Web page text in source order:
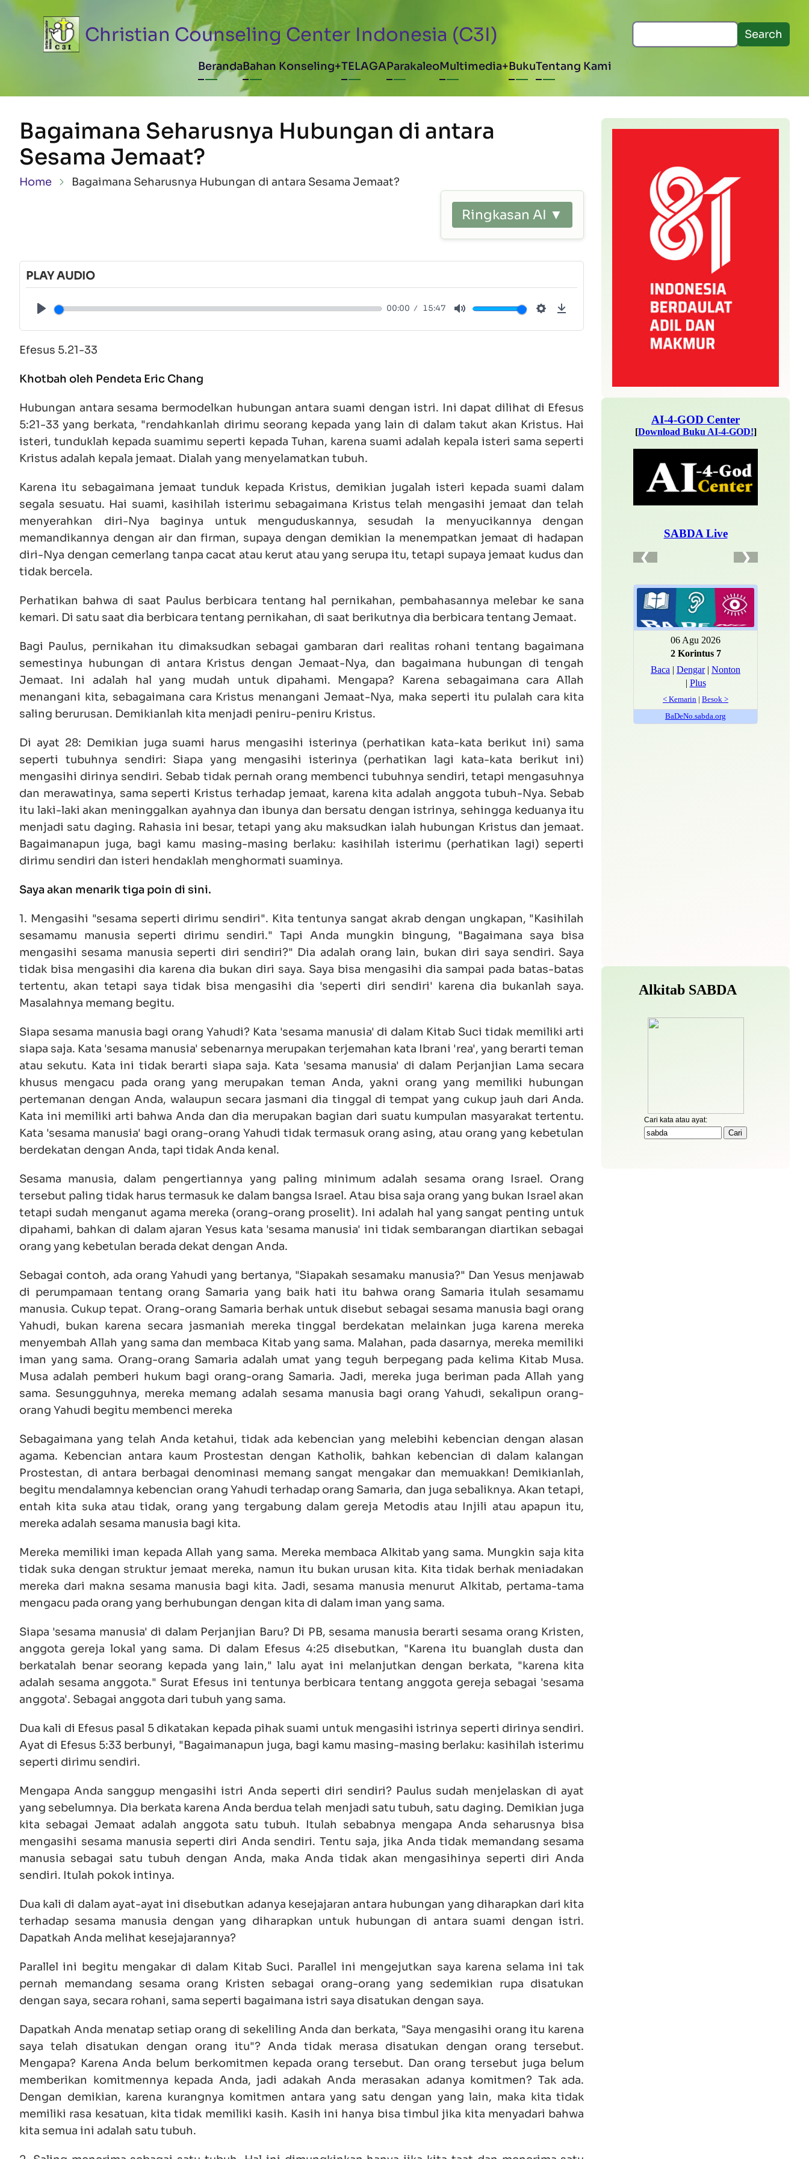
Skip to main content
Christian Counseling Center Indonesia (C3I) Search
Main navigation
BerandaBahan Konseling TELAGAParakaleoMultimedia BukuTentang Kami
Bagaimana Seharusnya Hubungan di antara
Sesama Jemaat?
Breadcrumb
Home Bagaimana Seharusnya Hubungan di antara Sesama Jemaat?
Ringkasan AI ▼
PLAY AUDIO
00:00 15:47
Efesus 5.21-33
Khotbah oleh Pendeta Eric Chang
Hubungan antara sesama bermodelkan hubungan antara suami dengan istri. Ini dapat dilihat di Efesus
5:21-33 yang berkata, "rendahkanlah dirimu seorang kepada yang lain di dalam takut akan Kristus. Hai
isteri, tunduklah kepada suamimu seperti kepada Tuhan, karena suami adalah kepala isteri sama seperti
Kristus adalah kepala jemaat. Dialah yang menyelamatkan tubuh.
Karena itu sebagaimana jemaat tunduk kepada Kristus, demikian jugalah isteri kepada suami dalam
segala sesuatu. Hai suami, kasihilah isterimu sebagaimana Kristus telah mengasihi jemaat dan telah
menyerahkan diri-Nya baginya untuk menguduskannya, sesudah Ia menyucikannya dengan
memandikannya dengan air dan firman, supaya dengan demikian Ia menempatkan jemaat di hadapan
diri-Nya dengan cemerlang tanpa cacat atau kerut atau yang serupa itu, tetapi supaya jemaat kudus dan
tidak bercela.
Perhatikan bahwa di saat Paulus berbicara tentang hal pernikahan, pembahasannya melebar ke sana
kemari. Di satu saat dia berbicara tentang pernikahan, di saat berikutnya dia berbicara tentang Jemaat.
Bagi Paulus, pernikahan itu dimaksudkan sebagai gambaran dari realitas rohani tentang bagaimana
semestinya hubungan di antara Kristus dengan Jemaat-Nya, dan bagaimana hubungan di tengah
Jemaat. Ini adalah hal yang mudah untuk dipahami. Mengapa? Karena sebagaimana cara Allah
menangani kita, sebagaimana cara Kristus menangani Jemaat-Nya, maka seperti itu pulalah cara kita
saling berurusan. Demikianlah kita menjadi peniru-peniru Kristus.
Di ayat 28: Demikian juga suami harus mengasihi isterinya (perhatikan kata-kata berikut ini) sama
seperti tubuhnya sendiri: Siapa yang mengasihi isterinya (perhatikan lagi kata-kata berikut ini)
mengasihi dirinya sendiri. Sebab tidak pernah orang membenci tubuhnya sendiri, tetapi mengasuhnya
dan merawatinya, sama seperti Kristus terhadap jemaat, karena kita adalah anggota tubuh-Nya. Sebab
itu laki-laki akan meninggalkan ayahnya dan ibunya dan bersatu dengan istrinya, sehingga keduanya itu
menjadi satu daging. Rahasia ini besar, tetapi yang aku maksudkan ialah hubungan Kristus dan jemaat.
Bagaimanapun juga, bagi kamu masing-masing berlaku: kasihilah isterimu (perhatikan lagi) seperti
dirimu sendiri dan isteri hendaklah menghormati suaminya.
Saya akan menarik tiga poin di sini.
1. Mengasihi "sesama seperti dirimu sendiri". Kita tentunya sangat akrab dengan ungkapan, "Kasihilah
sesamamu manusia seperti dirimu sendiri." Tapi Anda mungkin bingung, "Bagaimana saya bisa
mengasihi sesama manusia seperti diri sendiri?" Dia adalah orang lain, bukan diri saya sendiri. Saya
tidak bisa mengasihi dia karena dia bukan diri saya. Saya bisa mengasihi dia sampai pada batas-batas
tertentu, akan tetapi saya tidak bisa mengasihi dia 'seperti diri sendiri' karena dia bukanlah saya.
Masalahnya memang begitu.
Siapa sesama manusia bagi orang Yahudi? Kata 'sesama manusia' di dalam Kitab Suci tidak memiliki arti
siapa saja. Kata 'sesama manusia' sebenarnya merupakan terjemahan kata Ibrani 'rea', yang berarti teman
atau sekutu. Kata ini tidak berarti siapa saja. Kata 'sesama manusia' di dalam Perjanjian Lama secara
khusus mengacu pada orang yang merupakan teman Anda, yakni orang yang memiliki hubungan
pertemanan dengan Anda, walaupun secara jasmani dia tinggal di tempat yang cukup jauh dari Anda.
Kata ini memiliki arti bahwa Anda dan dia merupakan bagian dari suatu kumpulan masyarakat tertentu.
Kata 'sesama manusia' bagi orang-orang Yahudi tidak termasuk orang asing, atau orang yang kebetulan
berdekatan dengan Anda, tapi tidak Anda kenal.
Sesama manusia, dalam pengertiannya yang paling minimum adalah sesama orang Israel. Orang
tersebut paling tidak harus termasuk ke dalam bangsa Israel. Atau bisa saja orang yang bukan Israel akan
tetapi sudah menganut agama mereka (orang-orang proselit). Ini adalah hal yang sangat penting untuk
dipahami, bahkan di dalam ajaran Yesus kata 'sesama manusia' ini tidak sembarangan diartikan sebagai
orang yang kebetulan berada dekat dengan Anda.
Sebagai contoh, ada orang Yahudi yang bertanya, "Siapakah sesamaku manusia?" Dan Yesus menjawab
di perumpamaan tentang orang Samaria yang baik hati itu bahwa orang Samaria itulah sesamamu
manusia. Cukup tepat. Orang-orang Samaria berhak untuk disebut sebagai sesama manusia bagi orang
Yahudi, bukan karena secara jasmaniah mereka tinggal berdekatan melainkan juga karena mereka
menyembah Allah yang sama dan membaca Kitab yang sama. Malahan, pada dasarnya, mereka memiliki
iman yang sama. Orang-orang Samaria adalah umat yang teguh berpegang pada kelima Kitab Musa.
Musa adalah pemberi hukum bagi orang-orang Samaria. Jadi, mereka juga beriman pada Allah yang
sama. Sesungguhnya, mereka memang adalah sesama manusia bagi orang Yahudi, sekalipun orang-
orang Yahudi begitu membenci mereka
Sebagaimana yang telah Anda ketahui, tidak ada kebencian yang melebihi kebencian dengan alasan
agama. Kebencian antara kaum Prostestan dengan Katholik, bahkan kebencian di dalam kalangan
Prostestan, di antara berbagai denominasi memang sangat mengakar dan memuakkan! Demikianlah,
begitu mendalamnya kebencian orang Yahudi terhadap orang Samaria, dan juga sebaliknya. Akan tetapi,
entah kita suka atau tidak, orang yang tergabung dalam gereja Metodis atau Injili atau apapun itu,
mereka adalah sesama manusia bagi kita.
Mereka memiliki iman kepada Allah yang sama. Mereka membaca Alkitab yang sama. Mungkin saja kita
tidak suka dengan struktur jemaat mereka, namun itu bukan urusan kita. Kita tidak berhak meniadakan
mereka dari makna sesama manusia bagi kita. Jadi, sesama manusia menurut Alkitab, pertama-tama
mengacu pada orang yang berhubungan dengan kita di dalam iman yang sama.
Siapa 'sesama manusia' di dalam Perjanjian Baru? Di PB, sesama manusia berarti sesama orang Kristen,
anggota gereja lokal yang sama. Di dalam Efesus 4:25 disebutkan, "Karena itu buanglah dusta dan
berkatalah benar seorang kepada yang lain," lalu ayat ini melanjutkan dengan berkata, "karena kita
adalah sesama anggota." Surat Efesus ini tentunya berbicara tentang anggota gereja sebagai 'sesama
anggota'. Sebagai anggota dari tubuh yang sama.
Dua kali di Efesus pasal 5 dikatakan kepada pihak suami untuk mengasihi istrinya seperti dirinya sendiri.
Ayat di Efesus 5:33 berbunyi, "Bagaimanapun juga, bagi kamu masing-masing berlaku: kasihilah isterimu
seperti dirimu sendiri.
Mengapa Anda sanggup mengasihi istri Anda seperti diri sendiri? Paulus sudah menjelaskan di ayat
yang sebelumnya. Dia berkata karena Anda berdua telah menjadi satu tubuh, satu daging. Demikian juga
kita sebagai Jemaat adalah anggota satu tubuh. Itulah sebabnya mengapa Anda seharusnya bisa
mengasihi sesama manusia seperti diri Anda sendiri. Tentu saja, jika Anda tidak memandang sesama
manusia sebagai satu tubuh dengan Anda, maka Anda tidak akan mengasihinya seperti diri Anda
sendiri. Itulah pokok intinya.
Dua kali di dalam ayat-ayat ini disebutkan adanya kesejajaran antara hubungan yang diharapkan dari kita
terhadap sesama manusia dengan yang diharapkan untuk hubungan di antara suami dengan istri.
Dapatkah Anda melihat kesejajarannya?
Parallel ini begitu mengakar di dalam Kitab Suci. Parallel ini mengejutkan saya karena selama ini tak
pernah memandang sesama orang Kristen sebagai orang-orang yang sedemikian rupa disatukan
dengan saya, secara rohani, sama seperti bagaimana istri saya disatukan dengan saya.
Dapatkah Anda menatap setiap orang di sekeliling Anda dan berkata, "Saya mengasihi orang itu karena
saya telah disatukan dengan orang itu"? Anda tidak merasa disatukan dengan orang tersebut.
Mengapa? Karena Anda belum berkomitmen kepada orang tersebut. Dan orang tersebut juga belum
memberikan komitmennya kepada Anda, jadi adakah Anda merasakan adanya komitmen? Tak ada.
Dengan demikian, karena kurangnya komitmen antara yang satu dengan yang lain, maka kita tidak
memiliki rasa kesatuan, kita tidak memiliki kasih. Kasih ini hanya bisa timbul jika kita menyadari bahwa
kita semua ini adalah satu tubuh.